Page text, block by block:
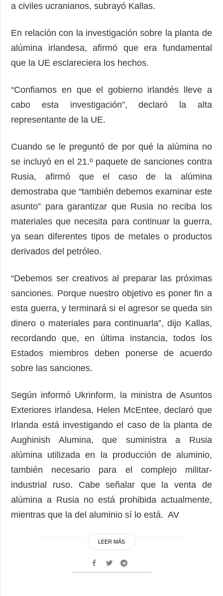
a civiles ucranianos, subrayó Kallas.
En relación con la investigación sobre la planta de
alúmina irlandesa, afirmó que era fundamental
que la UE esclareciera los hechos.
“Confiamos en que el gobierno irlandés lleve a
cabo esta investigación”, declaró la alta
representante de la UE.
Cuando se le preguntó de por qué la alúmina no
se incluyó en el 21.º paquete de sanciones contra
Rusia, afirmó que el caso de la alúmina
demostraba que “también debemos examinar este
asunto” para garantizar que Rusia no reciba los
materiales que necesita para continuar la guerra,
ya sean diferentes tipos de metales o productos
derivados del petróleo.
“Debemos ser creativos al preparar las próximas
sanciones. Porque nuestro objetivo es poner fin a
esta guerra, y terminará si el agresor se queda sin
dinero o materiales para continuarla”, dijo Kallas,
recordando que, en última instancia, todos los
Estados miembros deben ponerse de acuerdo
sobre las sanciones.
Según informó Ukrinform, la ministra de Asuntos
Exteriores irlandesa, Helen McEntee, declaró que
Irlanda está investigando el caso de la planta de
Aughinish Alumina, que suministra a Rusia
alúmina utilizada en la producción de aluminio,
también necesario para el complejo militar-
industrial ruso. Cabe señalar que la venta de
alúmina a Rusia no está prohibida actualmente,
mientras que la del aluminio sí lo está. AV
LEER MÁS